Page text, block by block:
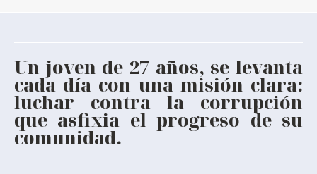
Un joven de 27 años, se levanta
cada día con una misión clara:
luchar contra la corrupción
que asfixia el progreso de su
comunidad.